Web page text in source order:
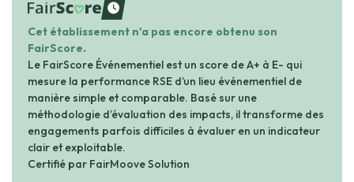
waiting
Cet établissement n'a pas encore obtenu son
FairScore.
Le FairScore Événementiel est un score de A+ à E- qui
mesure la performance RSE d’un lieu événementiel de
manière simple et comparable. Basé sur une
méthodologie d’évaluation des impacts, il transforme des
engagements parfois difficiles à évaluer en un indicateur
clair et exploitable.
Certifié par FairMoove Solution